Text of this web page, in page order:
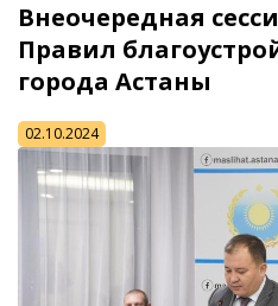
Внеочередная
Правил
города Астаны
02.10.2024